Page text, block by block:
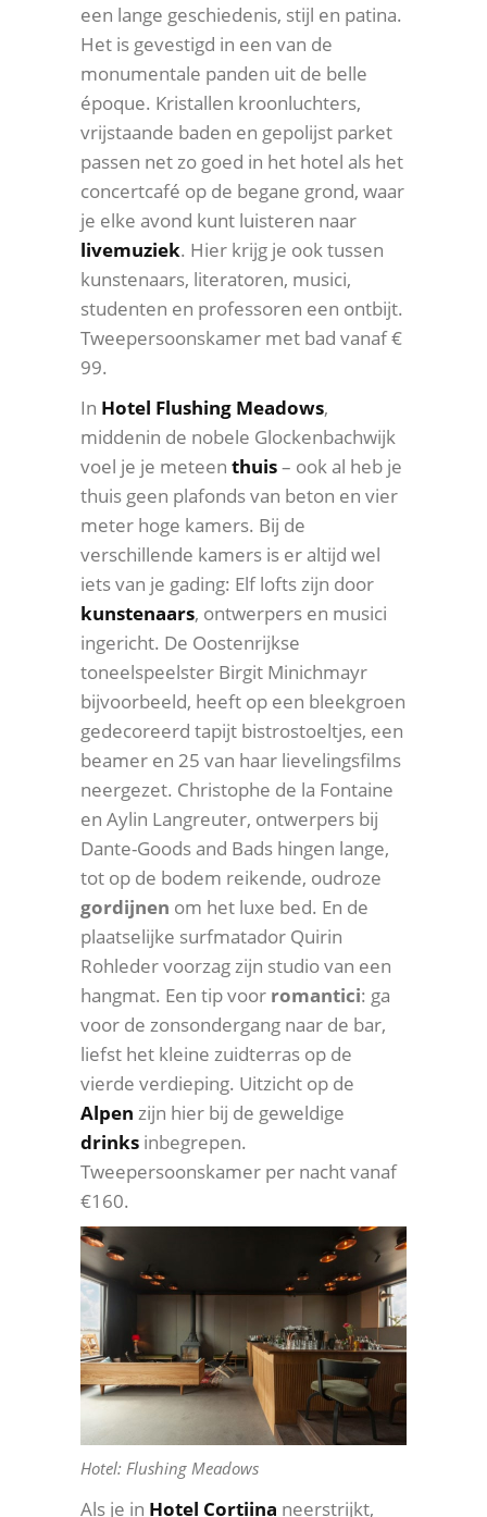
een lange geschiedenis, stijl en patina.
Het is gevestigd in een van de
monumentale panden uit de belle
époque. Kristallen kroonluchters,
vrijstaande baden en gepolijst parket
passen net zo goed in het hotel als het
concertcafé op de begane grond, waar
je elke avond kunt luisteren naar
livemuziek. Hier krijg je ook tussen
kunstenaars, literatoren, musici,
studenten en professoren een ontbijt.
Tweepersoonskamer met bad vanaf €
99.
In Hotel Flushing Meadows,
middenin de nobele Glockenbachwijk
voel je je meteen thuis– ook al heb je
thuis geen plafonds van beton en vier
meter hoge kamers. Bij de
verschillende kamers is er altijd wel
iets van je gading: Elf lofts zijn door
kunstenaars, ontwerpers en musici
ingericht. De Oostenrijkse
toneelspeelster Birgit Minichmayr
bijvoorbeeld, heeft op een bleekgroen
gedecoreerd tapijt bistrostoeltjes, een
beamer en 25 van haar lievelingsfilms
neergezet. Christophe de la Fontaine
en Aylin Langreuter, ontwerpers bij
Dante-Goods and Bads hingen lange,
tot op de bodem reikende, oudroze
gordijnen om het luxe bed. En de
plaatselijke surfmatador Quirin
Rohleder voorzag zijn studio van een
hangmat. Een tip voor romantici: ga
voor de zonsondergang naar de bar,
liefst het kleine zuidterras op de
vierde verdieping. Uitzicht op de
Alpen zijn hier bij de geweldige
drinks inbegrepen.
Tweepersoonskamer per nacht vanaf
€160.
Hotel: Flushing Meadows
Als je in Hotel Cortiina neerstrijkt,